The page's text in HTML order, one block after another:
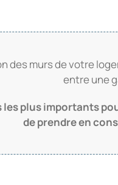
des murs de votre
entre une
les plus importants
de prendre en